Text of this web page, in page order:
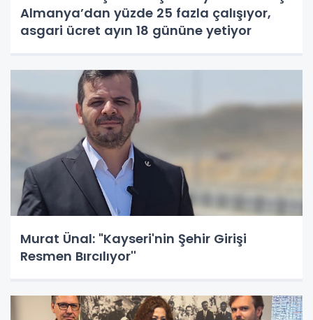
Almanya’dan yüzde 25 fazla çalışıyor,
asgari ücret ayın 18 gününe yetiyor
Murat Ünal: "Kayseri'nin Şehir Girişi
Resmen Bırcılıyor''